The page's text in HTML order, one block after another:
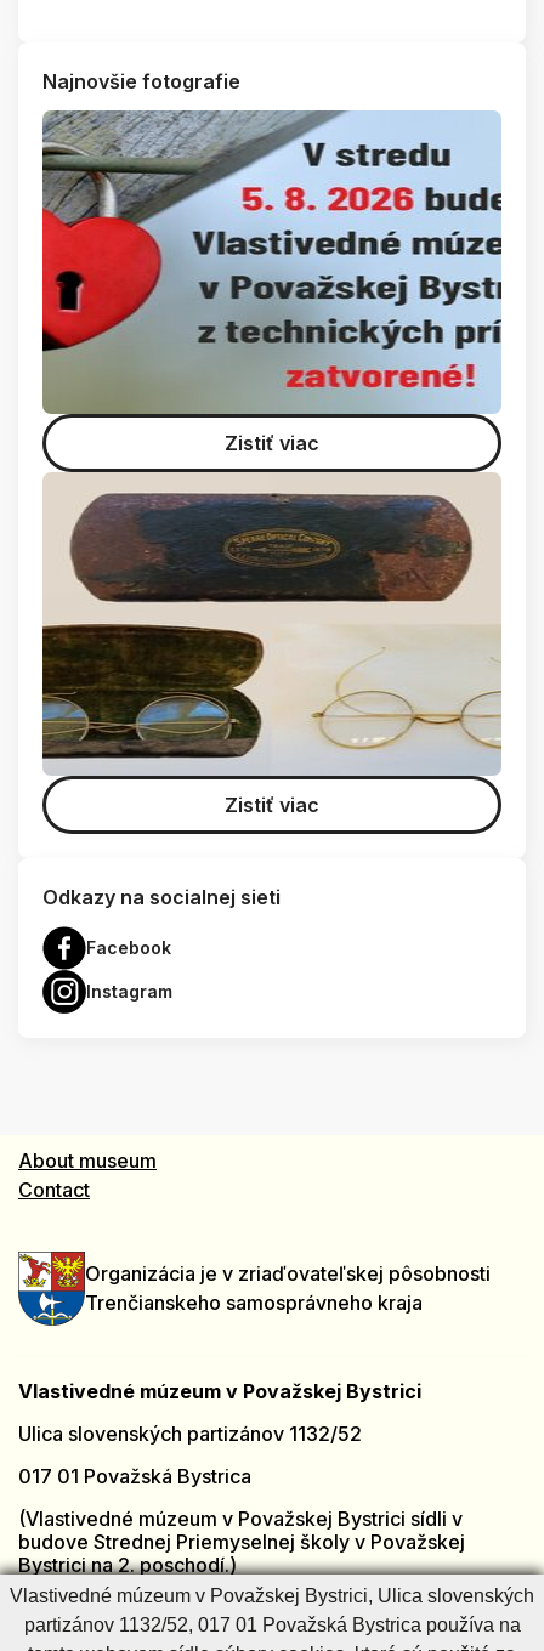
Najnovšie fotografie
Zistiť viac
Zistiť viac
Odkazy na socialnej sieti
Facebook
Instagram
About museum
Contact
Organizácia je v zriaďovateľskej pôsobnosti
Trenčianskeho samosprávneho kraja
Vlastivedné múzeum v Považskej Bystrici
Ulica slovenských partizánov 1132/52
017 01 Považská Bystrica
(Vlastivedné múzeum v Považskej Bystrici sídli v
budove Strednej Priemyselnej školy v Považskej
Bystrici na 2. poschodí.)
tel.: +421 901 918 846
e-mail:muzeumpb@muzeumpb.sk
Vlastivedné múzeum v Považskej Bystrici, Ulica slovenských
partizánov 1132/52, 017 01 Považská Bystrica používa na